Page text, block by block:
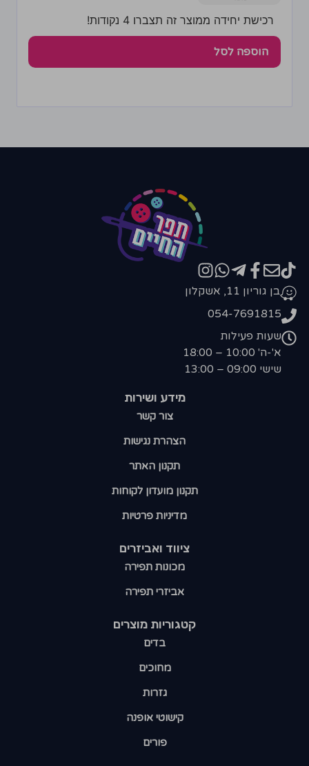
רכישת יחידה ממוצר זה תצברו 4 נקודות!
הוספה לסל
קטגוריות מוצרים​
בדים
מחוכים
גזרות
קישוטי אופנה
פורים
ציווד ואביזרים
מכונות תפירה
אביזרי תפירה
מידע ושירות
צור קשר
הצהרת נגישות
תקנון האתר
תקנון מועדון לקוחות
מדיניות פרטיות
בן גוריון 11, אשקלון
054-7691815
שעות פעילות
א'-ה' 10:00 – 18:00
שישי 09:00 – 13:00